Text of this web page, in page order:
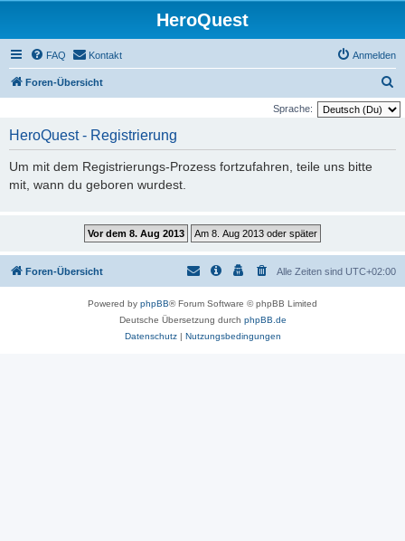
HeroQuest
FAQ Kontakt Anmelden
Foren-Übersicht
u
Sprache:
HeroQuest - Registrierung
Um mit dem Registrierungs-Prozess fortzufahren, teile uns bitte
mit, wann du geboren wurdest.
Foren-Übersicht Alle Zeiten sind UTC+02:00
Powered by phpBB® Forum Software © phpBB Limited
Deutsche Übersetzung durch phpBB.de
Datenschutz| Nutzungsbedingungen